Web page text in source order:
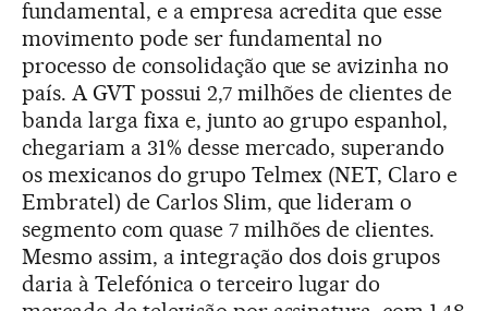
fundamental, e a empresa acredita que esse
movimento pode ser fundamental no
processo de consolidação que se avizinha no
país. A GVT possui 2,7 milhões de clientes de
banda larga fixa e, junto ao grupo espanhol,
chegariam a 31% desse mercado, superando
os mexicanos do grupo Telmex (NET, Claro e
Embratel) de Carlos Slim, que lideram o
segmento com quase 7 milhões de clientes.
Mesmo assim, a integração dos dois grupos
daria à Telefónica o terceiro lugar do